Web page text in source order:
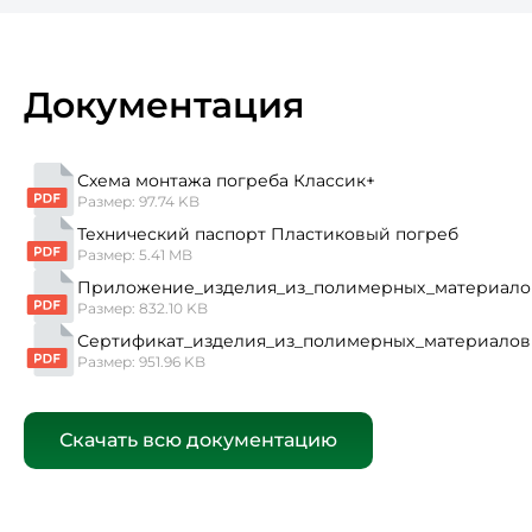
Документация
Схема монтажа погреба Классик+
Размер: 97.74 KB
Технический паспорт Пластиковый погреб
Размер: 5.41 MB
Размер: 832.10 KB
Сертификат_изделия_из_полимерных_материалов
Размер: 951.96 KB
Скачать всю документацию